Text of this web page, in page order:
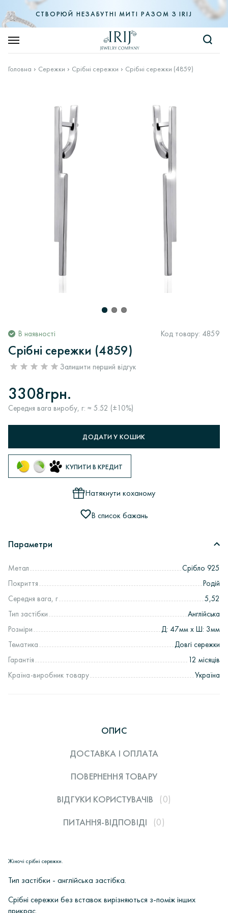
СТВОРЮЙ НЕЗАБУТНІ МИТІ РАЗОМ З IRIJ
Головна Сережки Срібні сережки Срібні сережки (4859)
В наявності Код товару: 4859
Срібні сережки (4859)
Залишити перший відгук
3308грн.
Середня вага виробу, г: ≈ 5.52 (±10%)
ДОДАТИ У КОШИК
КУПИТИ В КРЕДИТ
Натякнути коханому
В список бажань
Параметри
Метал
Срібло 925
Покриття
Родій
Середня вага, г
5,52
Тип застібки
Англійська
Розміри
Д: 47мм х Ш: 3мм
Тематика
Довгі сережки
Гарантія
12 місяців
Країна-виробник товару
Україна
ОПИС
ДОСТАВКА І ОПЛАТА
ПОВЕРНЕННЯ ТОВАРУ
ВІДГУКИ КОРИСТУВАЧIВ
(0)
ПИТАННЯ-ВІДПОВІДІ
(0)
Жіночі срібні сережки.
Тип застібки - англійська застібка.
Срібні сережки без вставок вирізняються з-поміж інших
прикрас.